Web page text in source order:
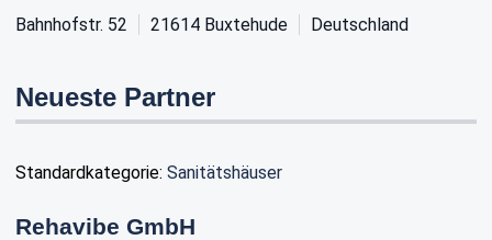
Bahnhofstr. 52 21614 Buxtehude Deutschland
Neueste Partner
Standardkategorie: Sanitätshäuser
Rehavibe GmbH